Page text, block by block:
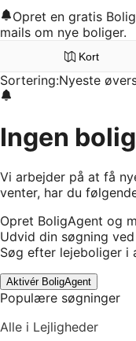
Opret en gratis
mails om nye boliger.
Kort
Sortering:Nyeste
Ingen
Vi arbejder på at få
venter, har du
Opret BoligAgent og
Udvid din søgning
Søg efter lejeboliger i
Aktivér BoligAgent
Populære søgninger
Alle i Lejligheder